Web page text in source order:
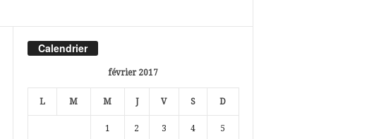
Calendrier
février 2017
L M M J V S D
1 2 3 4 5